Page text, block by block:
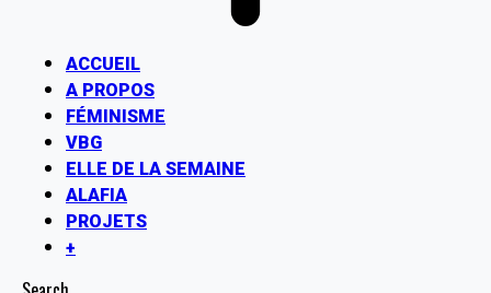
ACCUEIL
A PROPOS
FÉMINISME
VBG
ELLE DE LA SEMAINE
ALAFIA
PROJETS
+